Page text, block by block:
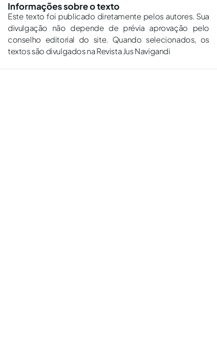
Informações sobre o texto
Este texto foi publicado diretamente pelos autores. Sua
divulgação não depende de prévia aprovação pelo
conselho editorial do site. Quando selecionados, os
textos são divulgados na Revista Jus Navigandi